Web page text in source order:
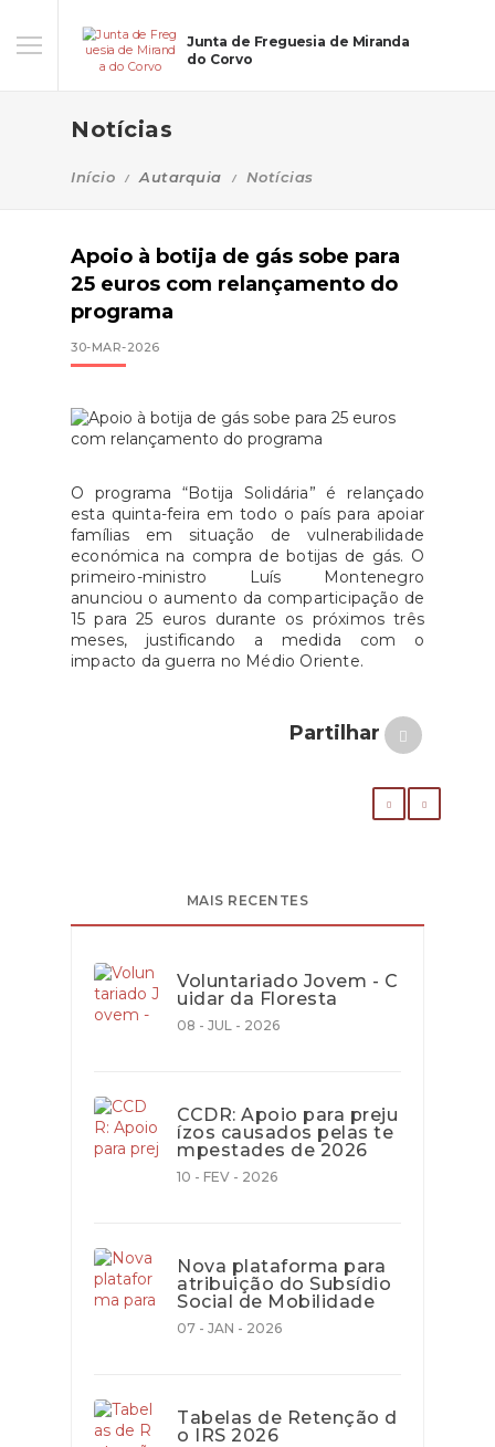
Junta de Freguesia de Miranda
do Corvo
Notícias
Início Autarquia Notícias
Apoio à botija de gás sobe para
25 euros com relançamento do
programa
30-MAR-2026
O programa “Botija Solidária” é relançado
esta quinta-feira em todo o país para apoiar
famílias em situação de vulnerabilidade
económica na compra de botijas de gás. O
primeiro-ministro Luís Montenegro
anunciou o aumento da comparticipação de
15 para 25 euros durante os próximos três
meses, justificando a medida com o
impacto da guerra no Médio Oriente.
Partilhar
MAIS RECENTES
Voluntariado Jovem - C
uidar da Floresta
08 - JUL - 2026
CCDR: Apoio para preju
ízos causados pelas te
mpestades de 2026
10 - FEV - 2026
Nova plataforma para
atribuição do Subsídio
Social de Mobilidade
07 - JAN - 2026
Tabelas de Retenção d
o IRS 2026